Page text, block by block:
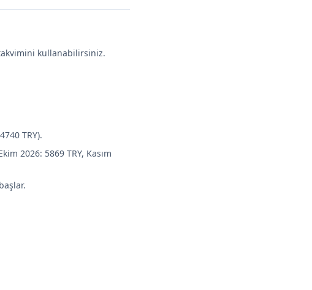
kullanabilirsiniz.
TRY).
2026: 5869 TRY, Kasım